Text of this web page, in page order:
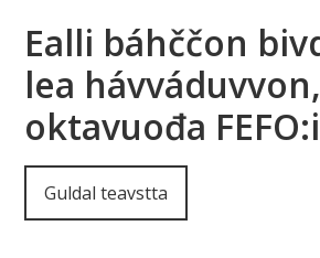
g
e
Ealli báhččon
lea
oktavuođa
Guldal teavstta